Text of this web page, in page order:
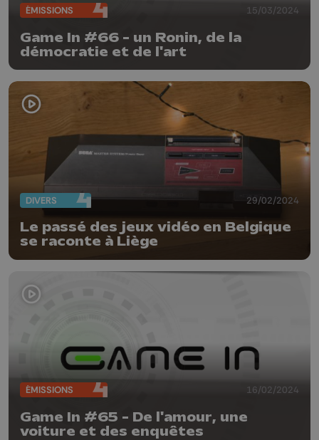
ÉMISSIONS 15/03/2024
Game In #66 - un Ronin, de la
démocratie et de l'art
DIVERS 29/02/2024
Le passé des jeux vidéo en Belgique
se raconte à Liège
ÉMISSIONS 16/02/2024
Game In #65 - De l'amour, une
voiture et des enquêtes